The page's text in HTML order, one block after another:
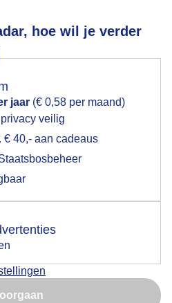
hoe wil je verder
jaar (€ 0,58 per maand)
veilig
€ 40,- aan cadeaus
gouden uurtje: kijkend over
gebruiken voor het
akkoord op hebt gegeven,
up uit je browser waarin
de popup
later